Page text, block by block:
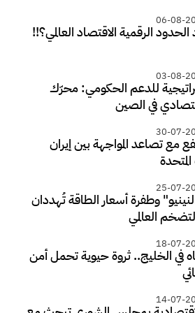
06-08-
الرقمية الاقتصاد العالمي؟!!
03-08-
للدعم الحكومي: محرّك
في الصين
30-07-
مع تصاعد المواجهة بين إيران
25-07-
وطفرة أسعار الطاقة تُهددان
العالمي
18-07-
في الخليج.. ثروة حيوية تحمل أمن
14-07-